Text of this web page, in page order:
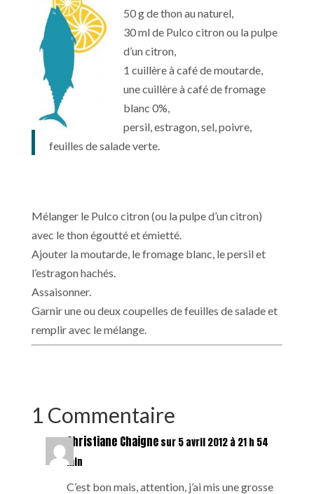
50 g de thon au naturel,
30 ml de Pulco citron ou la pulpe
d’un citron,
1 cuillère à café de moutarde,
une cuillère à café de fromage
blanc 0%,
persil, estragon, sel, poivre,
feuilles de salade verte.
Mélanger le Pulco citron (ou la pulpe d’un citron)
avec le thon égoutté et émietté.
Ajouter la moutarde, le fromage blanc, le persil et
l’estragon hachés.
Assaisonner.
Garnir une ou deux coupelles de feuilles de salade et
remplir avec le mélange.
1 Commentaire
Christiane Chaigne sur 5 avril 2012 à 21 h 54
min
C’est bon mais, attention, j’ai mis une grosse